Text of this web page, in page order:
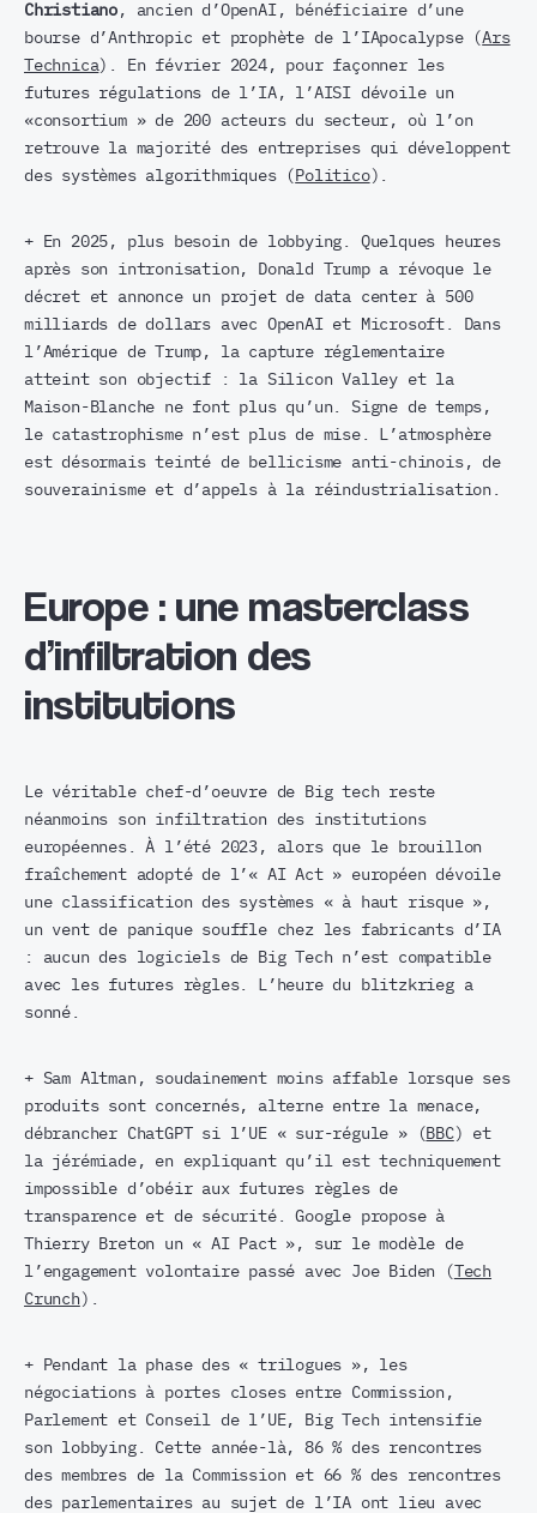
Christiano , ancien d’OpenAI, bénéficiaire d’une
bourse d’Anthropic et prophète de l’IApocalypse (Ars
Technica). En février 2024, pour façonner les
futures régulations de l’IA, l’AISI dévoile un
«consortium » de 200 acteurs du secteur, où l’on
retrouve la majorité des entreprises qui développent
des systèmes algorithmiques ( Politico).
+ En 2025, plus besoin de lobbying. Quelques heures
après son intronisation, Donald Trump a révoque le
décret et annonce un projet de data center à 500
milliards de dollars avec OpenAI et Microsoft. Dans
l’Amérique de Trump, la capture réglementaire
atteint son objectif : la Silicon Valley et la
Maison-Blanche ne font plus qu’un. Signe de temps,
le catastrophisme n’est plus de mise. L’atmosphère
est désormais teinté de bellicisme anti-chinois, de
souverainisme et d’appels à la réindustrialisation.
Europe : une masterclass
d’infiltration des
institutions
Le véritable chef-d’oeuvre de Big tech reste
néanmoins son infiltration des institutions
européennes. À l’été 2023, alors que le brouillon
fraîchement adopté de l’« AI Act » européen dévoile
une classification des systèmes « à haut risque »,
un vent de panique souffle chez les fabricants d’IA
: aucun des logiciels de Big Tech n’est compatible
avec les futures règles. L’heure du blitzkrieg a
sonné.
+ Sam Altman, soudainement moins affable lorsque ses
produits sont concernés, alterne entre la menace,
débrancher ChatGPT si l’UE « sur-régule » ( BBC) et
la jérémiade, en expliquant qu’il est techniquement
impossible d’obéir aux futures règles de
transparence et de sécurité. Google propose à
Thierry Breton un « AI Pact », sur le modèle de
l’engagement volontaire passé avec Joe Biden (Tech
Crunch ).
+ Pendant la phase des « trilogues », les
négociations à portes closes entre Commission,
Parlement et Conseil de l’UE, Big Tech intensifie
son lobbying. Cette année-là, 86 % des rencontres
des membres de la Commission et 66 % des rencontres
des parlementaires au sujet de l’IA ont lieu avec